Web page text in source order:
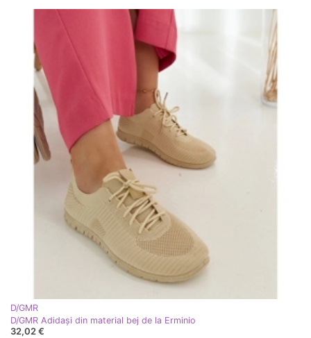
D/GMR
D/GMR Adidași din material bej de la Erminio
32,02 €